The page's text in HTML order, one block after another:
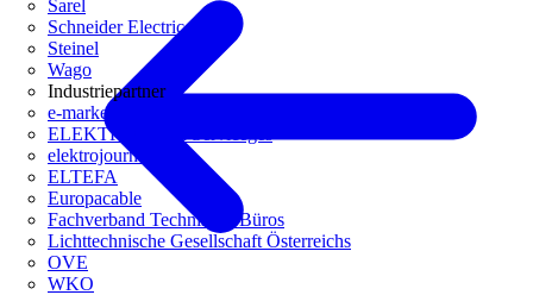
Sarel
Schneider Electric
Steinel
Wago
Industriepartner
e-marke
ELEKTRO Daten Serviceges
elektrojournal
ELTEFA
Europacable
Fachverband Technische Büros
Lichttechnische Gesellschaft Österreichs
OVE
WKO